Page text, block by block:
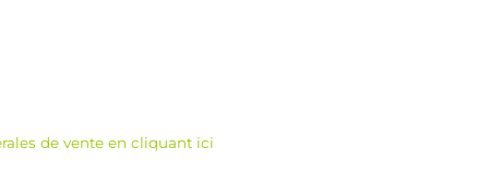
de vente en cliquant ici